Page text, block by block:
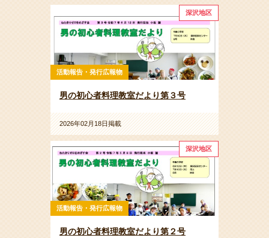
深沢地区
活動報告・発行広報物
男の初心者料理教室だより第３号
2026年02月18日掲載
深沢地区
活動報告・発行広報物
男の初心者料理教室だより第２号